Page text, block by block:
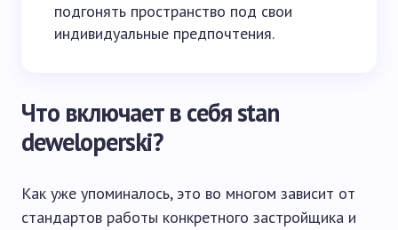
подгонять пространство под свои
индивидуальные предпочтения.
Что включает в себя stan
deweloperski?
Как уже упоминалось, это во многом зависит от
стандартов работы конкретного застройщика и